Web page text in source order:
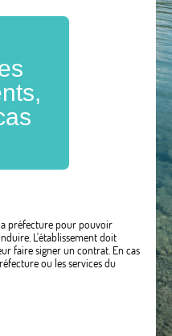
préfecture pour pouvoir
L'établissement doit
faire signer un contrat. En cas
ou les services du